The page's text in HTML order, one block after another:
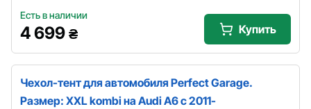
Есть в наличии
4 699 ₴ Купить
Чехол-тент для автомобиля Perfect Garage.
Размер: XXL kombi на Audi A6 c 2011-